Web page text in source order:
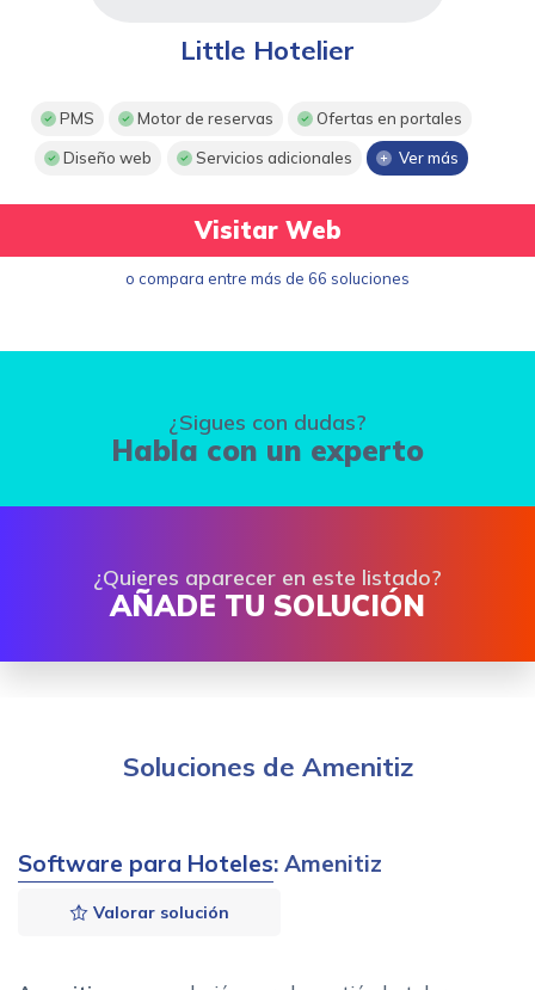
Little Hotelier
PMS Motor de reservas Ofertas en portales
Diseño web Servicios adicionales Ver más
Visitar Web
o compara entre más de 66 soluciones
¿Sigues con dudas?
Habla con un experto
¿Quieres aparecer en este listado?
AÑADE TU SOLUCIÓN
Soluciones de Amenitiz
Software para Hoteles: Amenitiz
Valorar solución